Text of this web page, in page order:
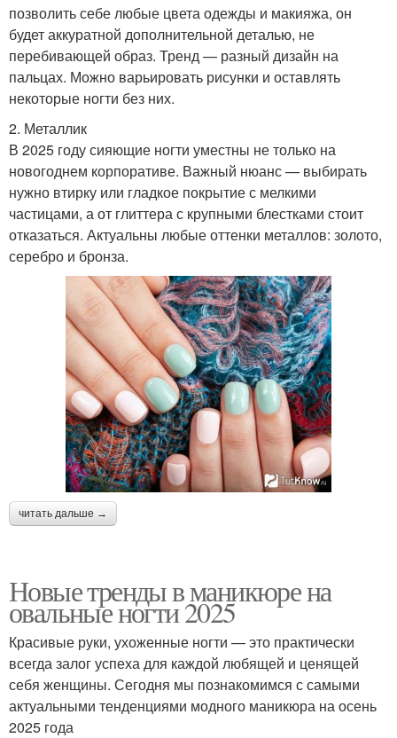
позволить себе любые цвета одежды и макияжа, он
будет аккуратной дополнительной деталью, не
перебивающей образ. Тренд — разный дизайн на
пальцах. Можно варьировать рисунки и оставлять
некоторые ногти без них.
2. Металлик
В 2025 году сияющие ногти уместны не только на
новогоднем корпоративе. Важный нюанс — выбирать
нужно втирку или гладкое покрытие с мелкими
частицами, а от глиттера с крупными блестками стоит
отказаться. Актуальны любые оттенки металлов: золото,
серебро и бронза.
читать дальше →
Новые тренды в маникюре на
овальные ногти 2025
Красивые руки, ухоженные ногти — это практически
всегда залог успеха для каждой любящей и ценящей
себя женщины. Сегодня мы познакомимся с самыми
актуальными тенденциями модного маникюра на осень
2025 года